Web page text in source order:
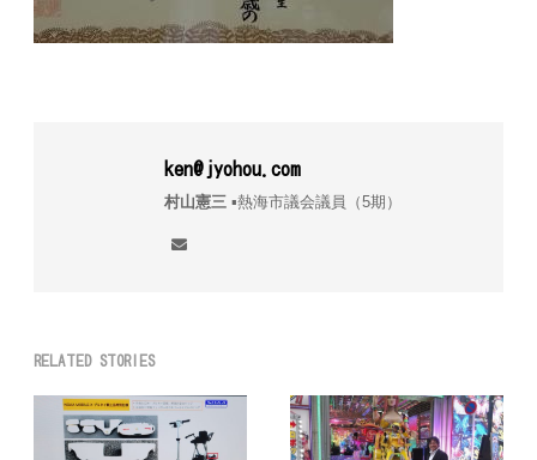
ken@jyohou.com
村山憲三▪︎熱海市議会議員（5期）
RELATED STORIES